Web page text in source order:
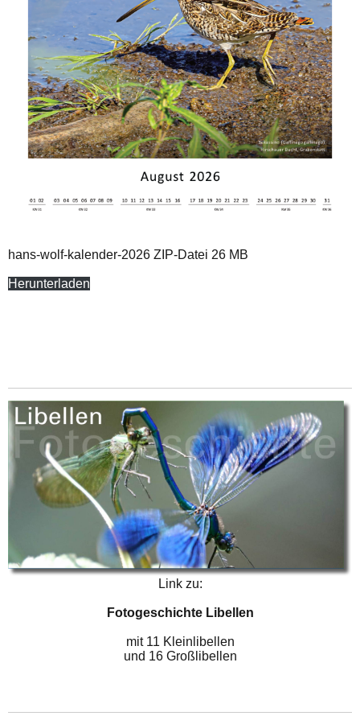
hans-wolf-kalender-2026 ZIP-Datei 26 MB
Herunterladen
Link zu:
Fotogeschichte Libellen
mit 11 Kleinlibellen
und 16 Großlibellen